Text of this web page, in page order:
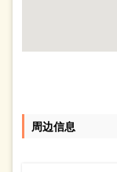
周边信息